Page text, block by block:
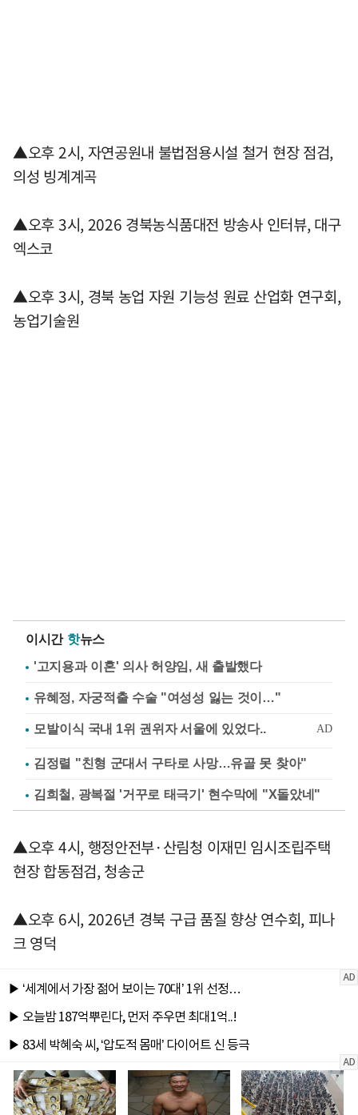
▲오후 2시, 자연공원내 불법점용시설 철거 현장 점검,
의성 빙계계곡
▲오후 3시, 2026 경북농식품대전 방송사 인터뷰, 대구
엑스코
▲오후 3시, 경북 농업 자원 기능성 원료 산업화 연구회,
농업기술원
이시간 핫뉴스
'고지용과 이혼' 의사 허양임, 새 출발했다
유혜정, 자궁적출 수술 "여성성 잃는 것이…"
김정렬 "친형 군대서 구타로 사망…유골 못 찾아"
김희철, 광복절 '거꾸로 태극기' 현수막에 "X돌았네"
▲오후 4시, 행정안전부·산림청 이재민 임시조립주택
현장 합동점검, 청송군
▲오후 6시, 2026년 경북 구급 품질 향상 연수회, 피나
크 영덕